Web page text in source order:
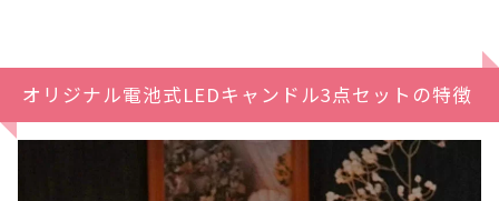
オリジナル電池式LEDキャンドル3点セットの特徴